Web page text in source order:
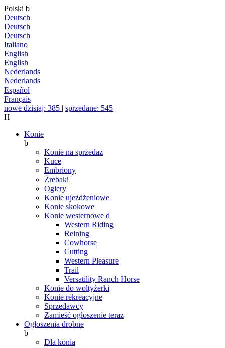
Polski b
Deutsch
Deutsch
Deutsch
Italiano
English
English
Nederlands
Nederlands
Español
Français
nowe dzisiaj: 385 | sprzedane: 545
H
Konie
b
Konie na sprzedaż
Kuce
Embriony
Źrebaki
Ogiery
Konie ujeżdżeniowe
Konie skokowe
Konie westernowe d
Western Riding
Reining
Cowhorse
Cutting
Western Pleasure
Trail
Versatility Ranch Horse
Konie do woltyżerki
Konie rekreacyjne
Sprzedawcy
Zamieść ogłoszenie teraz
Ogłoszenia drobne
b
Dla konia